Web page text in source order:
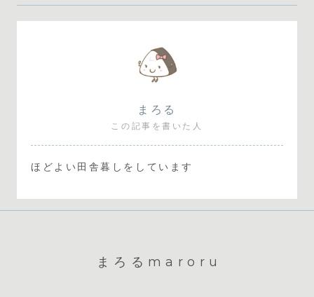
まろる
この記事を書いた人
ほどよい田舎暮しをしています
まろるmaroru